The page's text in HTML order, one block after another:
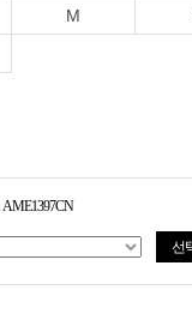
M
선